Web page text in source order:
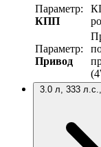
Параметр:
КПП
Параметр:
Привод
3.0 л, 333